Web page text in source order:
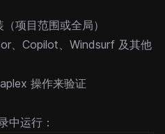
项目范围或全局）
、Copilot、Windsurf 及其他
操作来验证
中运行：